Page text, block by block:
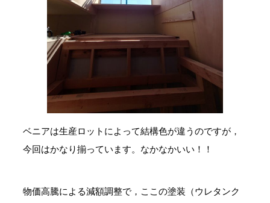
ベニアは生産ロットによって結構色が違うのですが，
今回はかなり揃っています。なかなかいい！！
物価高騰による減額調整で，ここの塗装（ウレタンク